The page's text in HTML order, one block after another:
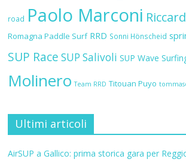
road Paolo Marconi
Romagna Paddle Surf RRD Sonni Hönscheid
SUP Race SUP Salivoli SUP Wave
Molinero Team RRD Titouan Puyo
Ultimi articoli
AirSUP a Gallico: prima storica gara per